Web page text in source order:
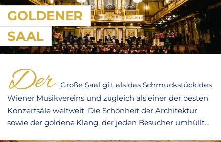
GOLDENER
SAAL
Der Große Saal gilt als das Schmuckstück des
Wiener Musikvereins und zugleich als einer der besten
Konzertsäle weltweit. Die Schönheit der Architektur
sowie der goldene Klang, der jeden Besucher umhüllt